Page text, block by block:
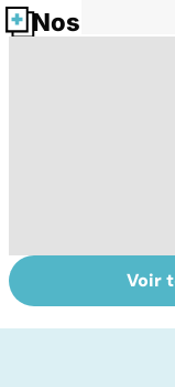
Nos fiches
Covid-19 :
savoir sur la
Voir